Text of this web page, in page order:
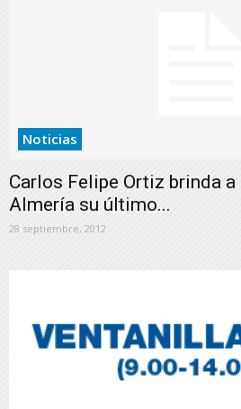
Noticias
Carlos Felipe Ortiz brinda
Almería su último...
28 septiembre, 2012